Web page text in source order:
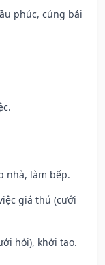
phúc, cúng bái
nhà, làm bếp.
giá thú (cưới
hỏi), khởi tạo.